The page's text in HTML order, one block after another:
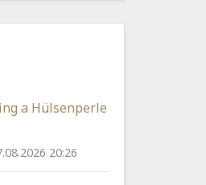
a Hülsenperle
20:26